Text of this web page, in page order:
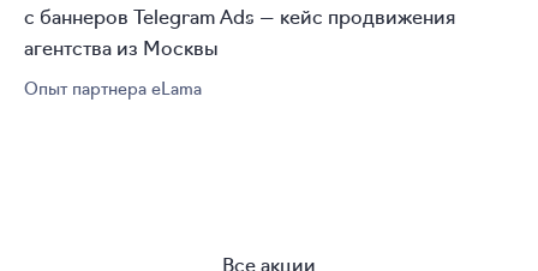
с баннеров Telegram Ads — кейс продвижения
агентства из Москвы
Опыт партнера eLama
Все акции